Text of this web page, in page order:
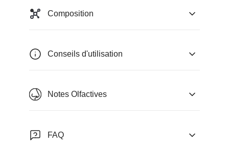
Composition
Conseils d'utilisation
Notes Olfactives
FAQ